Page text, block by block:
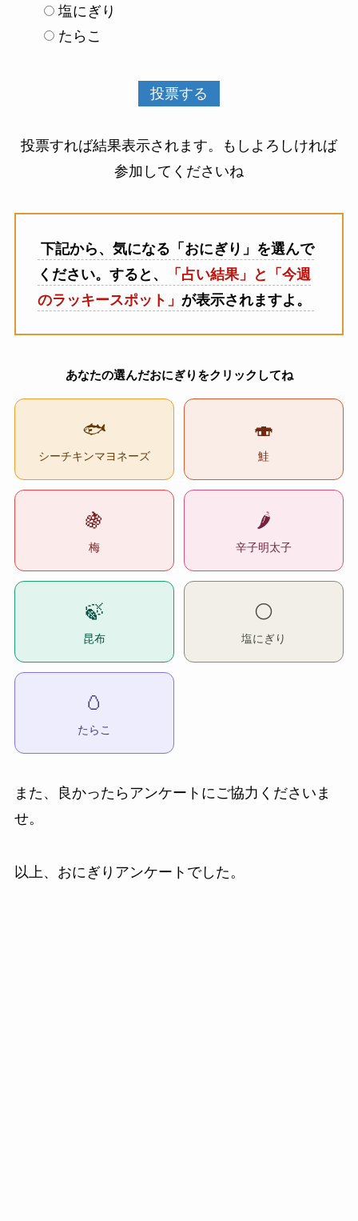
塩にぎり
たらこ
投票すれば結果表示されます。もしよろしければ
参加してくださいね
下記から、気になる「おにぎり」を選んで
ください。すると、
「占い結果」と「今週
のラッキースポット」 が表示されますよ。
あなたの選んだおにぎりをクリックしてね
🐟
シーチキンマヨネーズ
🍣
鮭
🍇
梅
🌶️
辛子明太子
🍃
昆布
⚪
塩にぎり
🥚
たらこ
また、良かったらアンケートにご協力くださいま
せ。
以上、おにぎりアンケートでした。